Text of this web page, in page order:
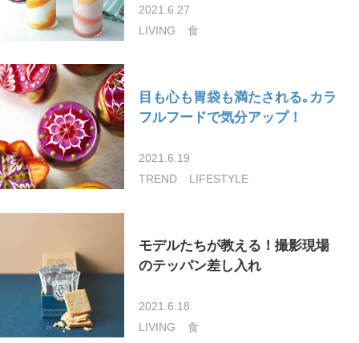
2021.6.27
LIVING
食
目も心も胃袋も満たされる｡カラ
フルフードで気分アップ！
2021.6.19
TREND
LIFESTYLE
モデルたちが教える！撮影現場
のテッパン差し入れ
2021.6.18
LIVING
食